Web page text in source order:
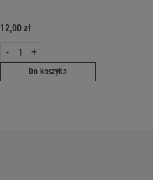
12,00 zł
- +
Do koszyka